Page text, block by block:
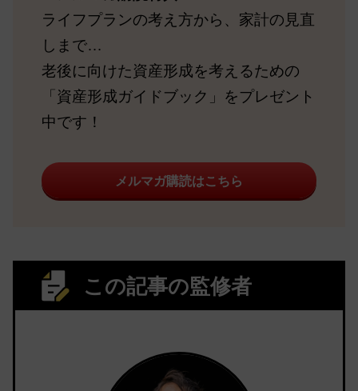
ライフプランの考え方から、家計の見直
しまで…
老後に向けた資産形成を考えるための
「資産形成ガイドブック」をプレゼント
中です！
メルマガ購読はこちら
この記事の監修者